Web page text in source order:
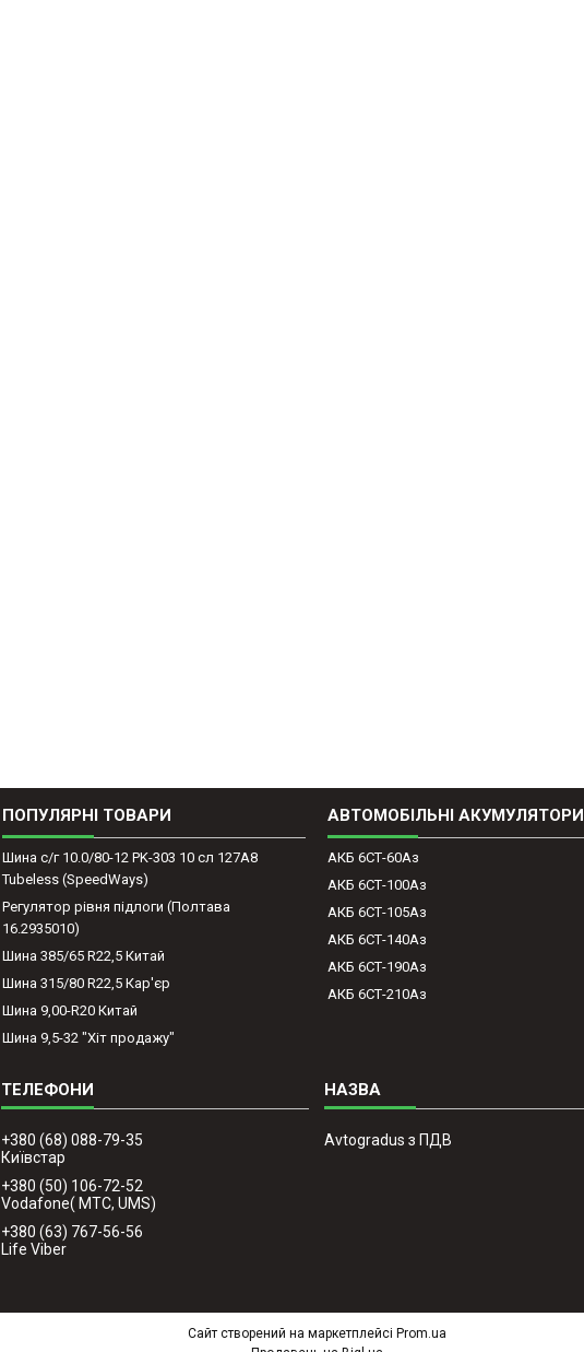
ПОПУЛЯРНІ ТОВАРИ
Шина с/г 10.0/80-12 PK-303 10 сл 127A8
Tubeless (SpeedWays)
Регулятор рівня підлоги (Полтава
16.2935010)
Шина 385/65 R22,5 Китай
Шина 315/80 R22,5 Кар'єр
Шина 9,00-R20 Китай
Шина 9,5-32 "Хіт продажу"
АВТОМОБІЛЬНІ АКУМУЛЯТОРИ
АКБ 6СТ-60Аз
АКБ 6СТ-100Аз
АКБ 6СТ-105Аз
АКБ 6СТ-140Аз
АКБ 6СТ-190Аз
АКБ 6СТ-210Аз
+380 (68) 088-79-35
Київстар
+380 (50) 106-72-52
Vodafone( МТС, UMS)
+380 (63) 767-56-56
Life Viber
Avtogradus з ПДВ
Сайт створений на маркетплейсі Prom.ua